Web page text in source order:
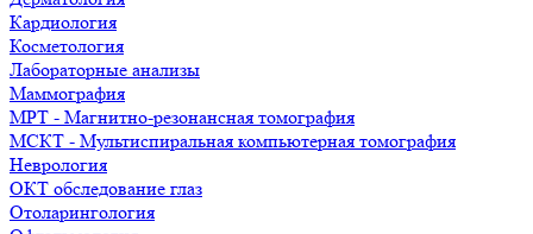
Кардиология
Косметология
Лабораторные анализы
Маммография
МРТ - Магнитно-резонансная томография
МСКТ - Мультиспиральная компьютерная томография
Неврология
ОКТ обследование глаз
Отоларингология